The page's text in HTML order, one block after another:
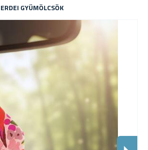
GYÜMÖLCSÖK